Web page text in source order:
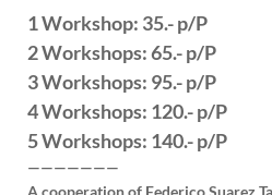
1 Workshop: 35.- p/P
2 Workshops: 65.- p/P
3 Workshops: 95.- p/P
4 Workshops: 120.- p/P
5 Workshops: 140.- p/P
———————